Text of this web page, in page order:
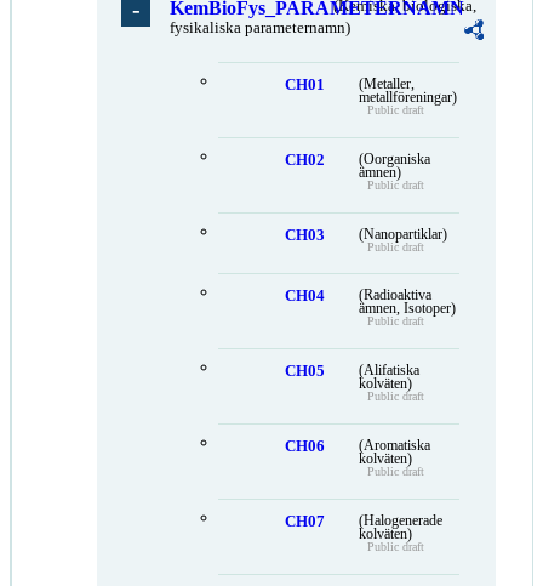
KemBioFys_PARAMETERNAMN
(Kemiska, biologiska,
fysikaliska parameternamn)
CH01
(Metaller,
metallföreningar)
Public draft
CH02
(Oorganiska
ämnen)
Public draft
CH03 (Nanopartiklar)
Public draft
CH04
(Radioaktiva
ämnen, Isotoper)
Public draft
CH05
(Alifatiska
kolväten)
Public draft
CH06
(Aromatiska
kolväten)
Public draft
CH07
(Halogenerade
kolväten)
Public draft